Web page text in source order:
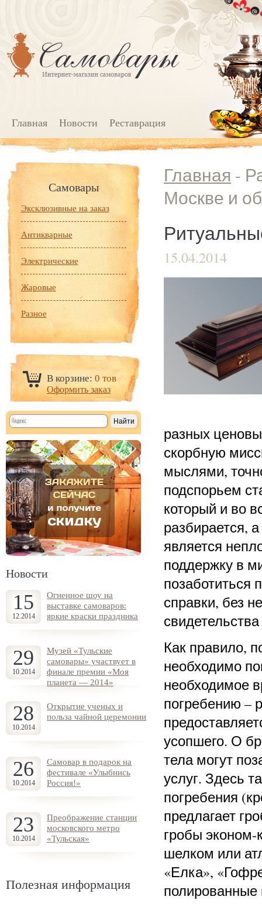
Главная Новости Реставрация
Самовары
Эксклюзивные на заказ
Антикварные
Электрические
Жаровые
Разное
В корзине: 0 тов
Оформить заказ
Новости
15
12.2014
Огненное шоу на
выставке самоваров:
яркие краски праздника
29
10.2014
Музей «Тульские
самовары» участвует в
финале премии «Моя
планета — 2014»
28
10.2014
Открытие ученых и
польза чайной церемонии
26
10.2014
Самовар в подарок на
фестивале «Улыбнись
Россия!»
23
10.2014
Преображение станции
московского метро
«Тульская»
Полезная информация
Главная -
Москве и
15.04.2014
разных
скорбную
мыслями,
подспорьем
который и во
разбирается,
является
поддержку в
позаботиться
справки, без
Как правило,
необходимо
необходимое
погребению –
усопшего. О
тела могут
услуг. Здесь
погребения
предлагает
гробы эконом-
шелком или
«Елка»,